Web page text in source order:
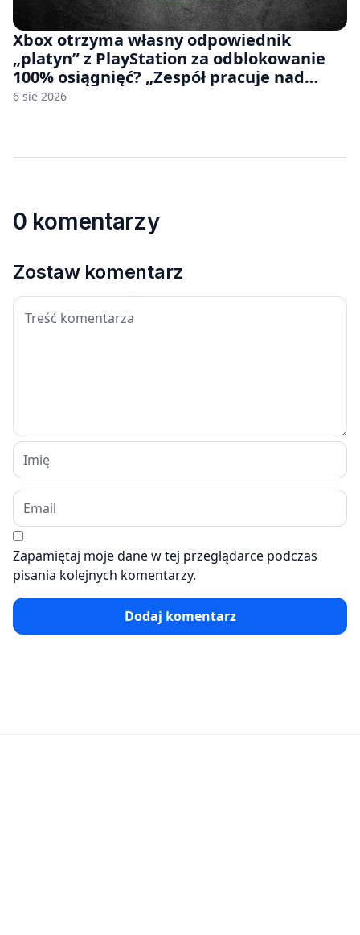
Xbox otrzyma własny odpowiednik
„platyn” z PlayStation za odblokowanie
100% osiągnięć? „Zespół pracuje nad
czymś, co ma się pojawić jeszcze w tym
6 sie 2026
0 komentarzy
Zostaw komentarz
Zapamiętaj moje dane w tej przeglądarce podczas
pisania kolejnych komentarzy.
Dodaj komentarz